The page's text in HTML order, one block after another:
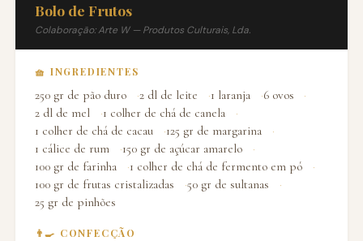
Bolo de Frutos
Colaboração: Arte W — Produtos Culturais, Lda.
🧺 INGREDIENTES
250 gr de pão duro 2 dl de leite 1 laranja
6 ovos
2 dl de mel
1 colher de chá de canela
1 colher de chá de cacau
125 gr de margarina
1 cálice de rum
150 gr de açúcar amarelo
100 gr de farinha
1 colher de chá de fermento em pó
100 gr de frutas cristalizadas
50 gr de sultanas
25 gr de pinhões
👨‍🍳 CONFECÇÃO